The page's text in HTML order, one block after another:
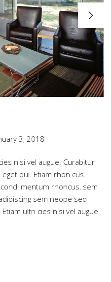
3, 2018
nisi vel augue. Curabitur
dui. Etiam rhon cus.
mentum rhoncus, sem
sem neope sed
ultri cies nisi vel augue